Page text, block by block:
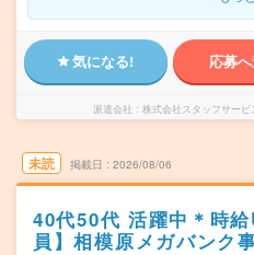
気になる! 応募
派遣会社 株式会社スタッフサービ
未読 掲載日 2026/08/06
40代50代 活躍中＊時
員】相模原メガバンク